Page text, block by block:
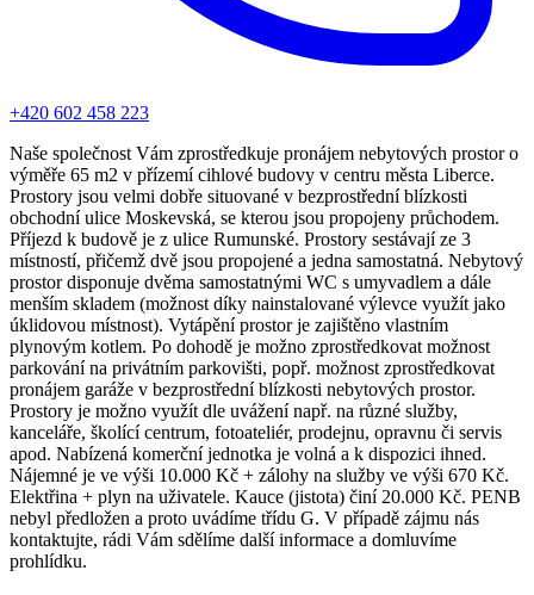
+420 602 458 223
Naše společnost Vám zprostředkuje pronájem nebytových prostor o
výměře 65 m2 v přízemí cihlové budovy v centru města Liberce.
Prostory jsou velmi dobře situované v bezprostřední blízkosti
obchodní ulice Moskevská, se kterou jsou propojeny průchodem.
Příjezd k budově je z ulice Rumunské. Prostory sestávají ze 3
místností, přičemž dvě jsou propojené a jedna samostatná. Nebytový
prostor disponuje dvěma samostatnými WC s umyvadlem a dále
menším skladem (možnost díky nainstalované výlevce využít jako
úklidovou místnost). Vytápění prostor je zajištěno vlastním
plynovým kotlem. Po dohodě je možno zprostředkovat možnost
parkování na privátním parkovišti, popř. možnost zprostředkovat
pronájem garáže v bezprostřední blízkosti nebytových prostor.
Prostory je možno využít dle uvážení např. na různé služby,
kanceláře, školící centrum, fotoateliér, prodejnu, opravnu či servis
apod. Nabízená komerční jednotka je volná a k dispozici ihned.
Nájemné je ve výši 10.000 Kč + zálohy na služby ve výši 670 Kč.
Elektřina + plyn na uživatele. Kauce (jistota) činí 20.000 Kč. PENB
nebyl předložen a proto uvádíme třídu G. V případě zájmu nás
kontaktujte, rádi Vám sdělíme další informace a domluvíme
prohlídku.